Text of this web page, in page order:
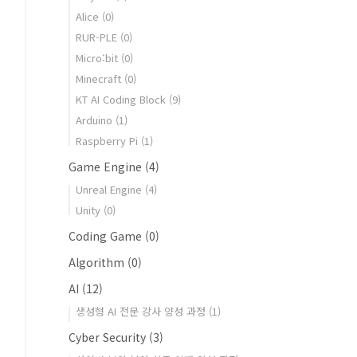
Alice (0)
RUR-PLE (0)
Micro:bit (0)
Minecraft (0)
KT AI Coding Block (9)
Arduino (1)
Raspberry Pi (1)
Game Engine (4)
Unreal Engine (4)
Unity (0)
Coding Game (0)
Algorithm (0)
AI (12)
생성형 AI 전문 강사 양성 과정 (1)
Cyber Security (3)